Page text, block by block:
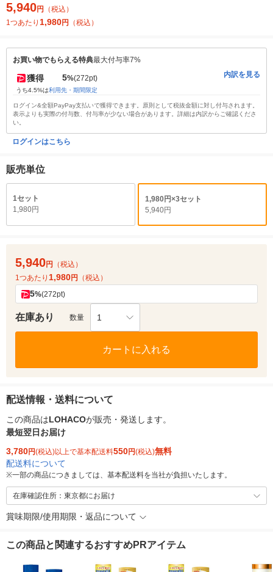
5,940円
（税込）
1つあたり 1,980円 （税込）
お買い物でもらえる特典最大付与率7%
獲得 5%(272pt)
うち4.5%は利用先・期間限定
内訳を見る
ログイン&全額PayPay支払いで獲得できます。原則として税抜金額に対し付与されます。
表示よりも実際の付与数、付与率が少ない場合があります。詳細は内訳からご確認くださ
い。
ログインはこちら
販売単位
1セット
1,980円
1,980円×3セット
5,940円
5,940円
（税込）
1つあたり 1,980円 （税込）
5%(272pt)
在庫あり 数量 1
カートに入れる
配送情報・送料について
この商品はLOHACOが販売・発送します。
最短翌日お届け
3,780円(税込)以上で基本配送料550円(税込)無料
配送料について
※一部の商品につきましては、基本配送料を当社が負担いたします。
在庫確認住所：東京都にお届け
賞味期限/使用期限・返品について
この商品と関連するおすすめPRアイテム